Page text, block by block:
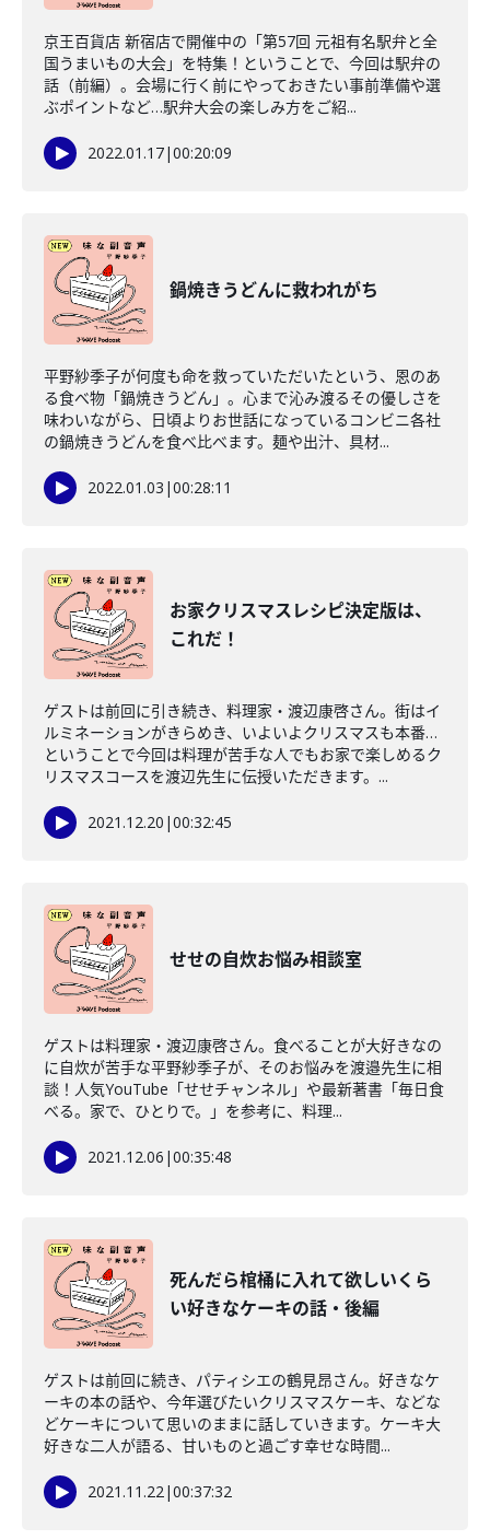
京王百貨店 新宿店で開催中の「第57回 元祖有名駅弁と全
国うまいもの大会」を特集！ということで、今回は駅弁の
話（前編）。会場に行く前にやっておきたい事前準備や選
ぶポイントなど…駅弁大会の楽しみ方をご紹...
2022.01.17|00:20:09
鍋焼きうどんに救われがち
平野紗季子が何度も命を救っていただいたという、恩のあ
る食べ物「鍋焼きうどん」。心まで沁み渡るその優しさを
味わいながら、日頃よりお世話になっているコンビニ各社
の鍋焼きうどんを食べ比べます。麺や出汁、具材...
2022.01.03 |00:28:11
お家クリスマスレシピ決定版は、
これだ！
ゲストは前回に引き続き、料理家・渡辺康啓さん。街はイ
ルミネーションがきらめき、いよいよクリスマスも本番…
ということで今回は料理が苦手な人でもお家で楽しめるク
リスマスコースを渡辺先生に伝授いただきます。...
2021.12.20 |00:32:45
せせの自炊お悩み相談室
ゲストは料理家・渡辺康啓さん。食べることが大好きなの
に自炊が苦手な平野紗季子が、そのお悩みを渡邉先生に相
談！人気YouTube「せせチャンネル」や最新著書「毎日食
べる。家で、ひとりで。」を参考に、料理...
2021.12.06 |00:35:48
死んだら棺桶に入れて欲しいくら
い好きなケーキの話・後編
ゲストは前回に続き、パティシエの鶴見昂さん。好きなケ
ーキの本の話や、今年選びたいクリスマスケーキ、などな
どケーキについて思いのままに話していきます。ケーキ大
好きな二人が語る、甘いものと過ごす幸せな時間...
2021.11.22|00:37:32